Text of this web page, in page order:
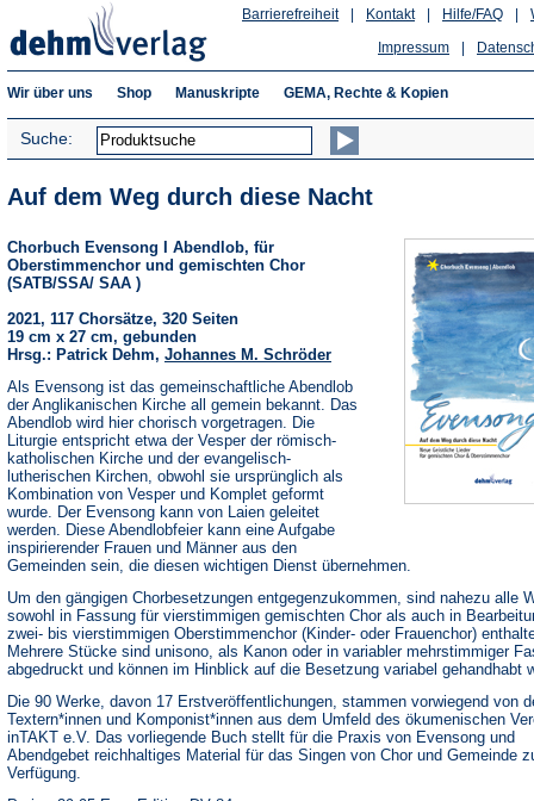
Hilfe/FAQ
Kontakt
Barrierefreiheit
Impressum
Wir über uns Shop Manuskripte GEMA, Rechte & Kopien
Suche:
Auf dem Weg durch diese Nacht
Chorbuch Evensong I Abendlob, für
Oberstimmenchor und gemischten Chor
(SATB/SSA/ SAA )
2021, 117 Chorsätze, 320 Seiten
19 cm x 27 cm, gebunden
Hrsg.: Patrick Dehm, Johannes M. Schröder
Als Evensong ist das gemeinschaftliche Abendlob
der Anglikanischen Kirche all gemein bekannt. Das
Abendlob wird hier chorisch vorgetragen. Die
Liturgie entspricht etwa der Vesper der römisch-
katholischen Kirche und der evangelisch-
lutherischen Kirchen, obwohl sie ursprünglich als
Kombination von Vesper und Komplet geformt
wurde. Der Evensong kann von Laien geleitet
werden. Diese Abendlobfeier kann eine Aufgabe
inspirierender Frauen und Männer aus den
Gemeinden sein, die diesen wichtigen Dienst übernehmen.
Um den gängigen Chorbesetzungen entgegenzukommen, sind nahezu alle
sowohl in Fassung für vierstimmigen gemischten Chor als auch in
zwei- bis vierstimmigen Oberstimmenchor (Kinder- oder Frauenchor)
Mehrere Stücke sind unisono, als Kanon oder in variabler mehrstimmiger
abgedruckt und können im Hinblick auf die Besetzung variabel gehandhabt
Die 90 Werke, davon 17 Erstveröffentlichungen, stammen vorwiegend von
Textern*innen und Komponist*innen aus dem Umfeld des ökumenischen
inTAKT e.V. Das vorliegende Buch stellt für die Praxis von Evensong und
Abendgebet reichhaltiges Material für das Singen von Chor und Gemeinde
Verfügung.